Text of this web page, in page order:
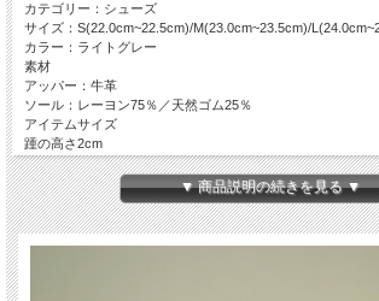
カテゴリー：シューズ
サイズ：S(22.0cm~22.5cm)/M(23.0cm~23.5cm)/
カラー：ライトグレー
素材
アッパー：牛革
ソール：レーヨン75％／天然ゴム25％
アイテムサイズ
踵の高さ2cm
日本製
▼ 商品説明の続きを見る ▼